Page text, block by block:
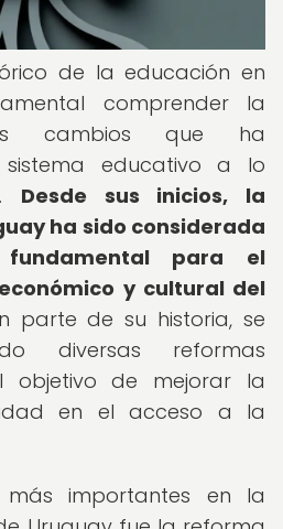
de la educación en
comprender la
cambios que ha
sistema educativo a lo
Desde sus inicios, la
ha sido considerada
para el
y cultural del
parte de su historia, se
diversas reformas
objetivo de mejorar la
en el acceso a la
importantes en la